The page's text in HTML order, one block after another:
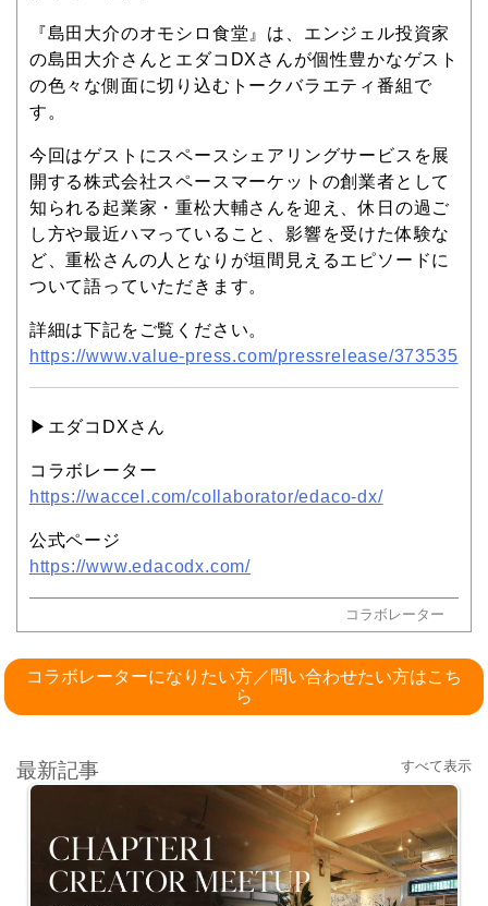
『島田大介のオモシロ食堂』は、エンジェル投資家
の島田大介さんとエダコDXさんが個性豊かなゲスト
の色々な側面に切り込むトークバラエティ番組で
す。
今回はゲストにスペースシェアリングサービスを展
開する株式会社スペースマーケットの創業者として
知られる起業家・重松大輔さんを迎え、休日の過ご
し方や最近ハマっていること、影響を受けた体験な
ど、重松さんの人となりが垣間見えるエピソードに
ついて語っていただきます。
詳細は下記をご覧ください。
https://www.value-press.com/pressrelease/373535
▶︎エダコDXさん
コラボレーター
https://waccel.com/collaborator/edaco-dx/
公式ページ
https://www.edacodx.com/
コラボレーター
コラボレーターになりたい方／問い合わせたい方はこち
ら
最新記事 すべて表示